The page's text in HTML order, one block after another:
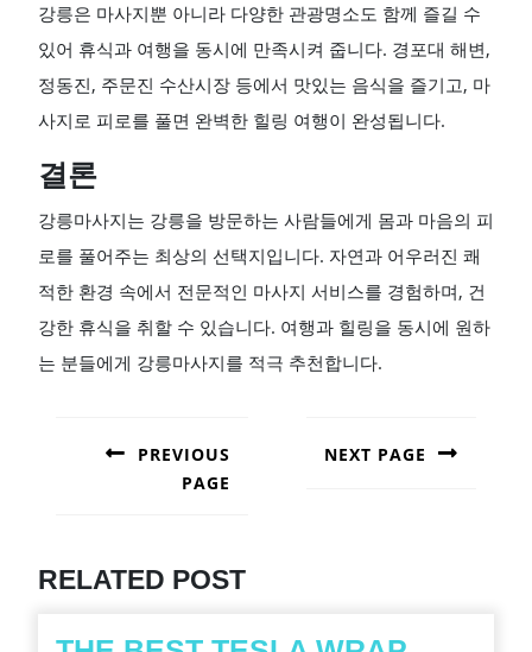
강릉은 마사지뿐 아니라 다양한 관광명소도 함께 즐길 수
있어 휴식과 여행을 동시에 만족시켜 줍니다. 경포대 해변,
정동진, 주문진 수산시장 등에서 맛있는 음식을 즐기고, 마
사지로 피로를 풀면 완벽한 힐링 여행이 완성됩니다.
결론
강릉마사지는 강릉을 방문하는 사람들에게 몸과 마음의 피
로를 풀어주는 최상의 선택지입니다. 자연과 어우러진 쾌
적한 환경 속에서 전문적인 마사지 서비스를 경험하며, 건
강한 휴식을 취할 수 있습니다. 여행과 힐링을 동시에 원하
는 분들에게 강릉마사지를 적극 추천합니다.
NAVIGATION
PREVIOUS
PAGE
NEXT PAGE
RELATED POST